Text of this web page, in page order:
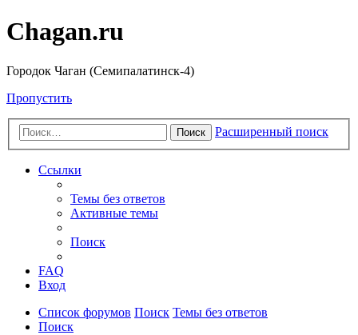
Chagan.ru
Городок Чаган (Семипалатинск-4)
Пропустить
Поиск Расширенный поиск
Ссылки
Темы без ответов
Активные темы
Поиск
FAQ
Вход
Список форумов Поиск Темы без ответов
Поиск